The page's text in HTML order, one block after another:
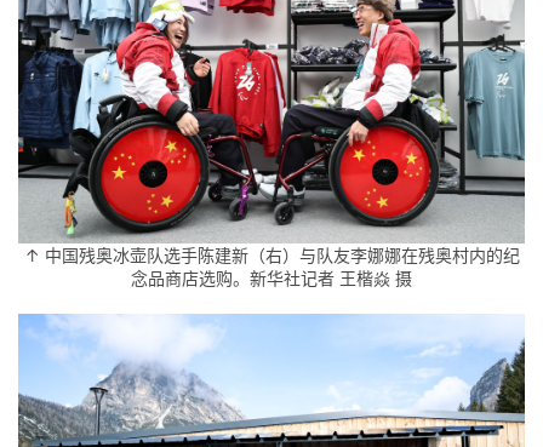
↑ 中国残奥冰壶队选手陈建新（右）与队友李娜娜在残奥村内的纪
念品商店选购。新华社记者 王楷焱 摄